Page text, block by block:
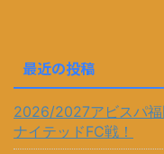
最近の投稿
2026/2027アビスパ福
ナイテッドFC戦！